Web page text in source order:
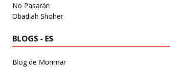
No Pasarán
Obadiah Shoher
BLOGS - ES
Blog de Monmar